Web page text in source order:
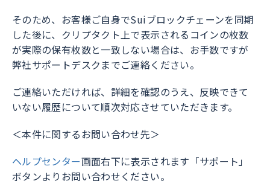
そのため、お客様ご自身でSuiブロックチェーンを同期
した後に、クリプタクト上で表示されるコインの枚数
が実際の保有枚数と一致しない場合は、お手数ですが
弊社サポートデスクまでご連絡ください。
ご連絡いただければ、詳細を確認のうえ、反映できて
いない履歴について順次対応させていただきます。
＜本件に関するお問い合わせ先＞ ​
ヘルプセンター画面右下に表示されます「サポート」
ボタンよりお問い合わせください。 ​